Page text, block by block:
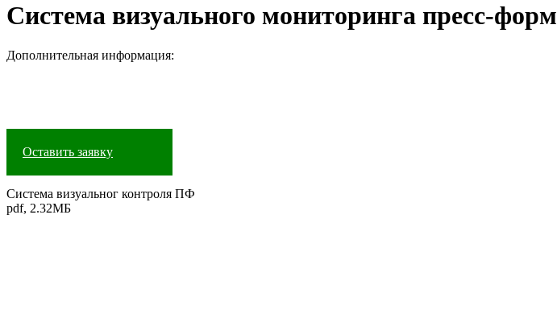
Система визуального мониторинга пресс-форм
Дополнительная информация:
Оставить заявку
Система визуальног контроля ПФ
pdf, 2.32МБ